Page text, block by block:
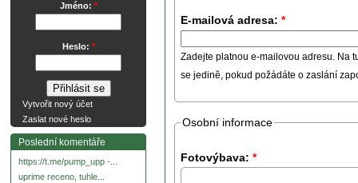
Jméno: *
Heslo: *
Vytvořit nový účet
Zaslat nové heslo
Poslední komentáře
https://t.me/pump_upp -...
uprime receno, tuhle...
E-mailová adresa: *
Zadejte platnou e-mailovou adresu. Na
se jedině, pokud požádáte o zaslání
Osobní informace
Fotovýbava: *